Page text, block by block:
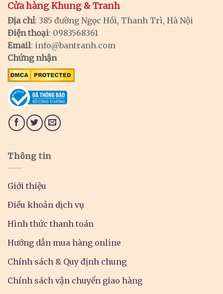
Cửa hàng Khung & Tranh
Địa chỉ: 385 đường Ngọc Hồi, Thanh Trì, Hà Nội
Điện thoại: 0983568361
Email: info@bantranh.com
Chứng nhận
Thông tin
Giới thiệu
Điều khoản dịch vụ
Hình thức thanh toán
Hướng dẫn mua hàng online
Chính sách & Quy định chung
Chính sách vận chuyển giao hàng